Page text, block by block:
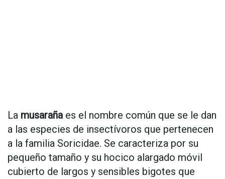
La musarañaes el nombre común que se le dan
a las especies de insectívoros que pertenecen
a la familia Soricidae. Se caracteriza por su
pequeño tamaño y su hocico alargado móvil
cubierto de largos y sensibles bigotes que